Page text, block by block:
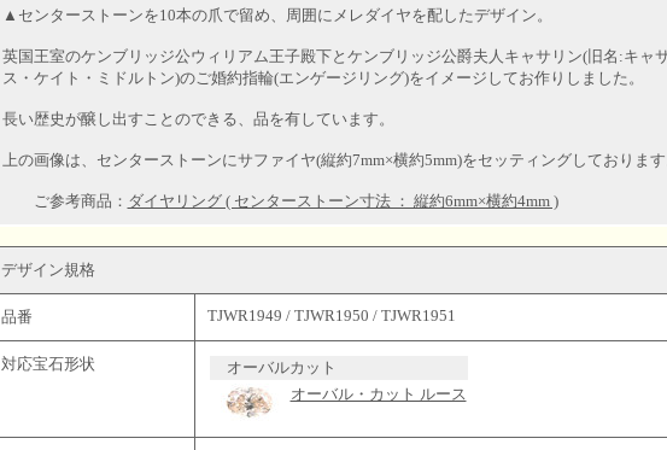
▲センターストーンを10本の爪で留め、周囲にメレダイヤを配したデザイン。
英国王室のケンブリッジ公ウィリアム王子殿下とケンブリッジ公爵夫人キャサリン(旧名:キャ
ス・ケイト・ミドルトン)のご婚約指輪(エンゲージリング)をイメージしてお作りしました。
長い歴史が醸し出すことのできる、品を有しています。
上の画像は、センターストーンにサファイヤ(縦約7mm×横約5mm)をセッティングしております
ご参考商品： ダイヤリング ( センターストーン寸法 ： 縦約6mm×横約4mm )
デザイン規格
品番 TJWR1949 / TJWR1950 / TJWR1951
対応宝石形状
オーバルカット
オーバル・カット ルース